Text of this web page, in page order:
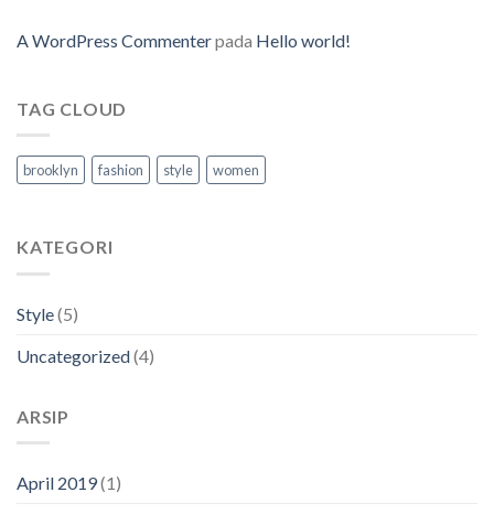
A WordPress Commenterpada Hello world!
TAG CLOUD
brooklyn fashion style women
KATEGORI
Style(5)
Uncategorized(4)
ARSIP
April 2019(1)